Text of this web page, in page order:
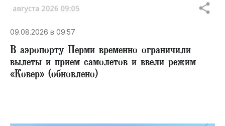
09.08.2026 в 09:57
В аэропорту Перми временно ограничили
вылеты и прием самолетов и ввели режим
«Ковер» (обновлено)